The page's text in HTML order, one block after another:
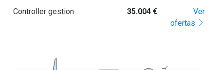
Controller gestion 35.004 €
Ver
ofertas